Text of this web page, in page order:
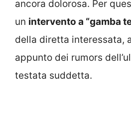
ancora dolorosa. Per
un intervento a “gamba
della diretta interessata,
appunto dei rumors
testata suddetta.